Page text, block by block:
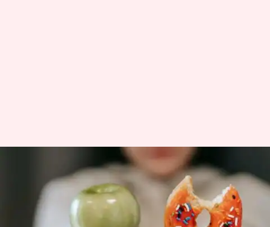
டீடாக்ஸ் டயட்,
ஆரோக்கியமான
வாழ்க்கைக்கான சிறந்த
உணவுமுறைப் பழக்கமா?